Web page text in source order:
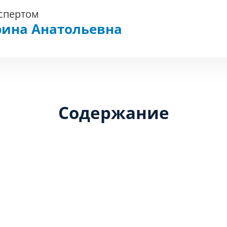
Анатольевна
Содержание